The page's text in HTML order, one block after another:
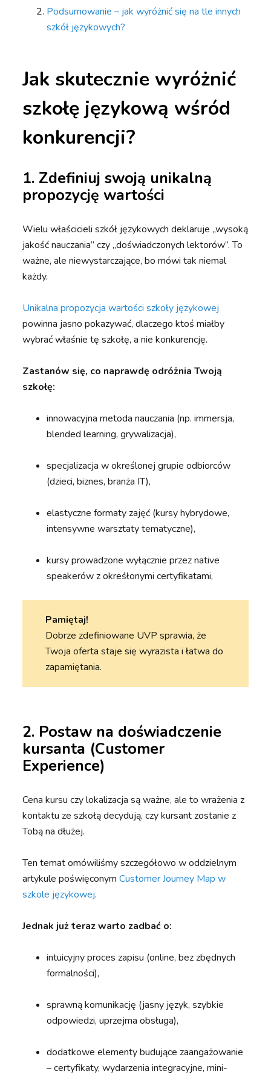
Podsumowanie – jak wyróżnić się na tle innych
szkół językowych?
Jak skutecznie wyróżnić
szkołę językową wśród
konkurencji?
1. Zdefiniuj swoją unikalną
propozycję wartości
Wielu właścicieli szkół językowych deklaruje „wysoką
jakość nauczania” czy „doświadczonych lektorów”. To
ważne, ale niewystarczające, bo mówi tak niemal
każdy.
Unikalna propozycja wartości szkoły językowej
powinna jasno pokazywać, dlaczego ktoś miałby
wybrać właśnie tę szkołę, a nie konkurencję.
Zastanów się, co naprawdę odróżnia Twoją
szkołę:
innowacyjna metoda nauczania (np. immersja,
blended learning, grywalizacja),
specjalizacja w określonej grupie odbiorców
(dzieci, biznes, branża IT),
elastyczne formaty zajęć (kursy hybrydowe,
intensywne warsztaty tematyczne),
kursy prowadzone wyłącznie przez native
speakerów z okreśłonymi certyfikatami,
Pamiętaj!
Dobrze zdefiniowane UVP sprawia, że
Twoja oferta staje się wyrazista i łatwa do
zapamiętania.
2. Postaw na doświadczenie
kursanta (Customer
Experience)
Cena kursu czy lokalizacja są ważne, ale to wrażenia z
kontaktu ze szkołą decydują, czy kursant zostanie z
Tobą na dłużej.
Ten temat omówiliśmy szczegółowo w oddzielnym
artykule poświęconymCustomer Journey Map w
szkole językowej.
Jednak już teraz warto zadbać o:
intuicyjny proces zapisu (online, bez zbędnych
formalności),
sprawną komunikację (jasny język, szybkie
odpowiedzi, uprzejma obsługa),
dodatkowe elementy budujące zaangażowanie
– certyfikaty, wydarzenia integracyjne, mini-